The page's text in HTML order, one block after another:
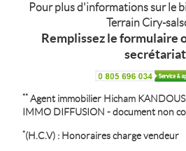
Pour plus d'informations sur le
Terrain Ciry-
Remplissez le formulaire
** Agent immobilier Hicham
IMMO DIFFUSION - document non
*(H.C.V) : Honoraires charge vendeur